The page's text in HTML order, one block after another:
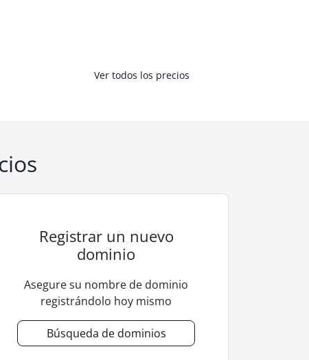
Ver todos los precios
Registrar un nuevo
dominio
Asegure su nombre de dominio
registrándolo hoy mismo
Búsqueda de dominios